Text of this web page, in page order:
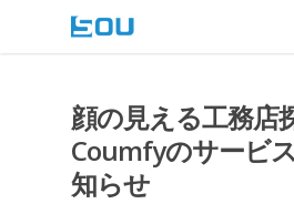
顔の見える工務店
Coumfyのサービ
知らせ